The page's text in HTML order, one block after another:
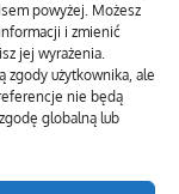
powyżej. Możesz
i zmienić
jej wyrażenia.
zgody użytkownika, ale
nie będą
globalną lub